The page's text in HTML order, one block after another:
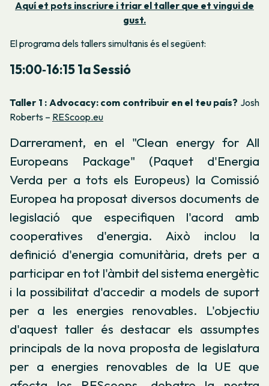
Aquí et pots inscriure i triar el taller que et vingui de
gust.
El programa dels tallers simultanis és el següent:
15:00‐16:15 1a Sessió
Taller 1 : Advocacy: com contribuir en el teu país? Josh
Roberts – REScoop.eu
Darrerament, en el "Clean energy for All
Europeans Package" (Paquet d'Energia
Verda per a tots els Europeus) la Comissió
Europea ha proposat diversos documents de
legislació que especifiquen l'acord amb
cooperatives d'energia. Això inclou la
definició d'energia comunitària, drets per a
participar en tot l'àmbit del sistema energètic
i la possibilitat d'accedir a models de suport
per a les energies renovables. L'objectiu
d'aquest taller és destacar els assumptes
principals de la nova proposta de legislatura
per a energies renovables de la UE que